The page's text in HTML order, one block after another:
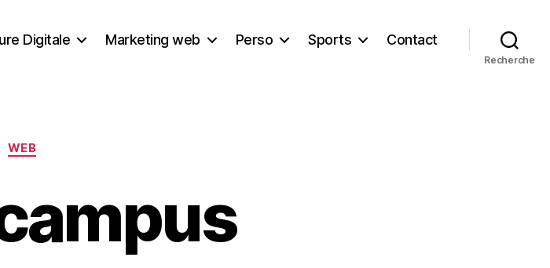
Digitale Marketing web Perso Sports Contact
Recherche
Catégories
WEB